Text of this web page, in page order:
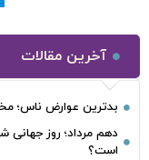
آخرین مقالات
بدترین عوارض ناس؛ مخدر
دهم مرداد؛ روز جهانی شیر
است؟